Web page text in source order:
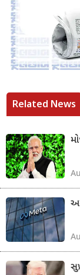
Related News